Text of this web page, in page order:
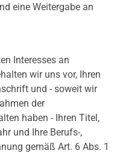
eine Weitergabe an
Interesses an
wir uns vor, Ihren
und - soweit wir
der
haben - Ihren Titel,
und Ihre Berufs-,
gemäß Art. 6 Abs. 1